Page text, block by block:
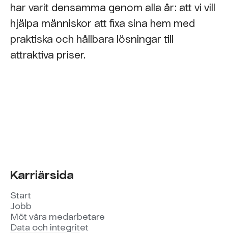
har varit densamma genom alla år: att vi vill
hjälpa människor att fixa sina hem med
praktiska och hållbara lösningar till
attraktiva priser.
Karriärsida
Start
Jobb
Möt våra medarbetare
Data och integritet